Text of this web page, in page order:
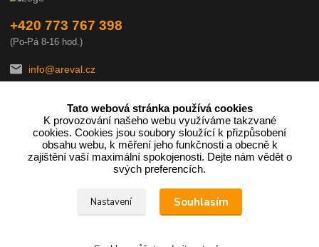
+420 773 767 398
(Po-Pá 8-16 hod.)
info@areval.cz
Podle zákona o evidenci tržeb je prodávající povinen vystavit
Zároveň je povinen zaevidovat přijatou tržbu u správce daně online;
v případě technického výpadku pak nejpozději do 48 hodin.
Tato webová stránka používá cookies
K provozování našeho webu využíváme takzvané
cookies. Cookies jsou soubory sloužící k přizpůsobení
obsahu webu, k měření jeho funkčnosti a obecně k
zajištění vaší maximální spokojenosti. Dejte nám vědět o
svých preferencích.
Nastavení Souhlasím